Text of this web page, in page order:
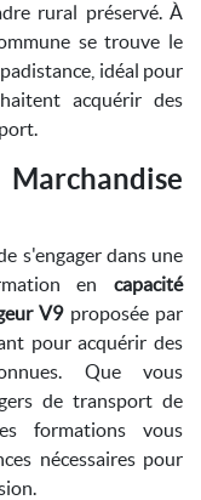
rural préservé. À
se trouve le
idéal pour
acquérir des
Marchandise
s'engager dans une
en capacité
V9proposée par
pour acquérir des
Que vous
de transport de
formations vous
nécessaires pour